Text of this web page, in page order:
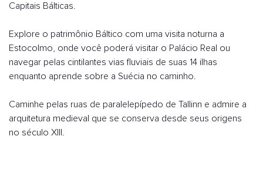
Capitais Bálticas.
Explore o patrimônio Báltico com uma visita noturna a
Estocolmo, onde você poderá visitar o Palácio Real ou
navegar pelas cintilantes vias fluviais de suas 14 ilhas
enquanto aprende sobre a Suécia no caminho.
Caminhe pelas ruas de paralelepípedo de Tallinn e admire a
arquitetura medieval que se conserva desde seus origens
no século XIII.